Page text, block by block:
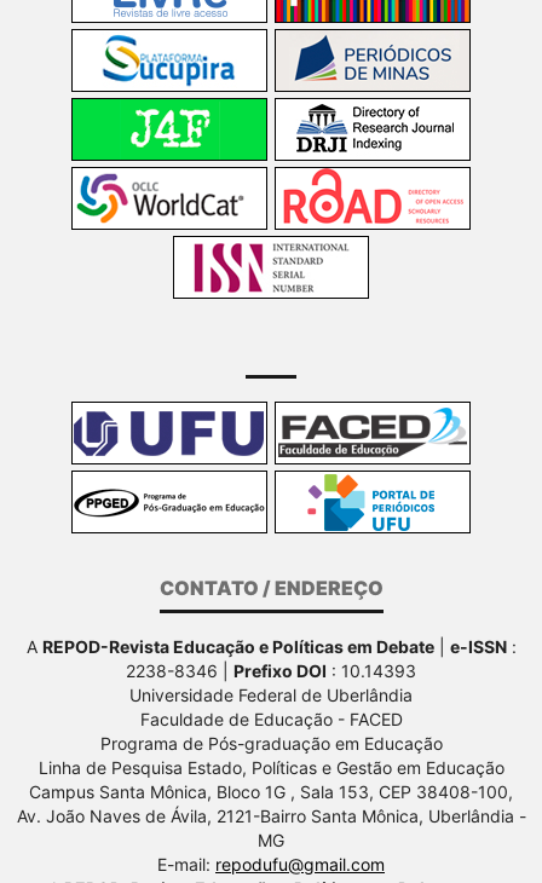
CONTATO / ENDEREÇO
A REPOD-Revista Educação e Políticas em Debate| e-ISSN:
2238-8346 | Prefixo DOI : 10.14393
Universidade Federal de Uberlândia
Faculdade de Educação - FACED
Programa de Pós-graduação em Educação
Linha de Pesquisa Estado, Políticas e Gestão em Educação
Campus Santa Mônica, Bloco 1G , Sala 153, CEP 38408-100,
Av. João Naves de Ávila, 2121-Bairro Santa Mônica, Uberlândia -
MG
E-mail: repodufu@gmail.com